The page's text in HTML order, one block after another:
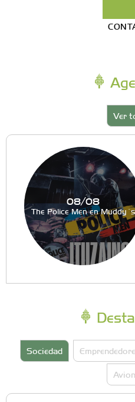
Ver
08/08
The Police Men en Muddy´s
Sociedad